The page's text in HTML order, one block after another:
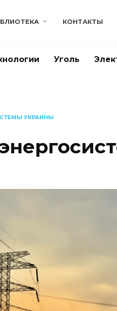
КОНТАКТЫ
Уголь
УКРАИНЫ